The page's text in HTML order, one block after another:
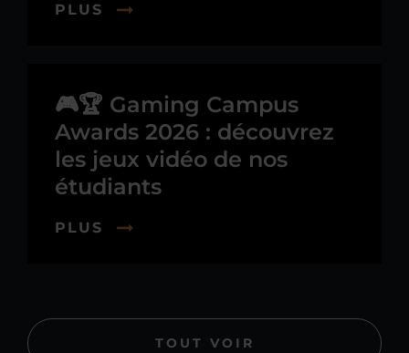
PLUS
🎮🏆 Gaming Campus
Awards 2026 : découvrez
les jeux vidéo de nos
étudiants
PLUS
TOUT VOIR